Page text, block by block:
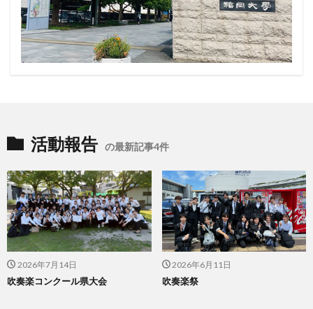
活動報告 の最新記事4件
2026年7月14日
吹奏楽コンクール県大会
2026年6月11日
吹奏楽祭